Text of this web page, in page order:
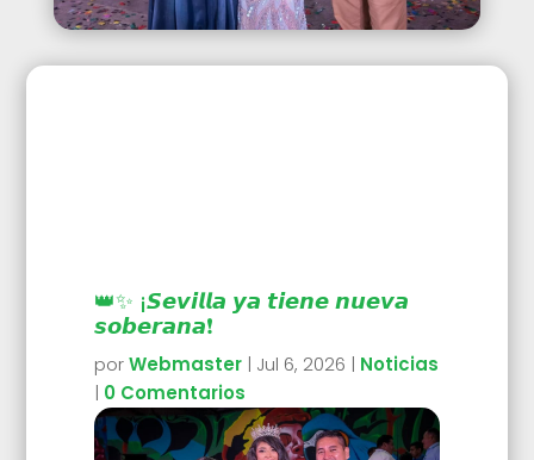
👑✨ ¡𝙎𝙚𝙫𝙞𝙡𝙡𝙖 𝙮𝙖 𝙩𝙞𝙚𝙣𝙚 𝙣𝙪𝙚𝙫𝙖
𝙨𝙤𝙗𝙚𝙧𝙖𝙣𝙖❗
porWebmaster| Jul 6, 2026 | Noticias
| 0 Comentarios